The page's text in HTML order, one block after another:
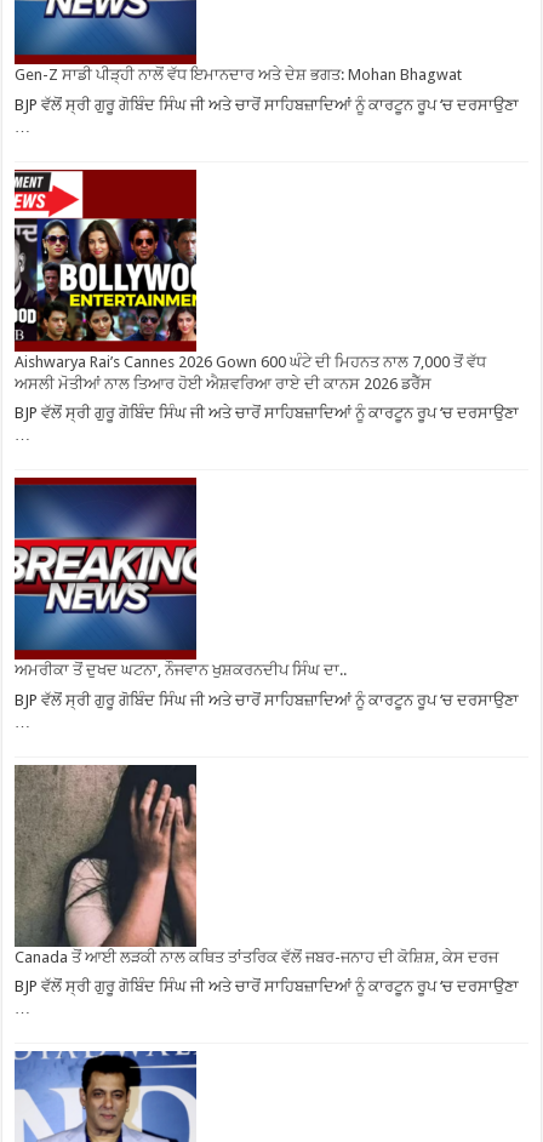
Gen-Z ਸਾਡੀ ਪੀੜ੍ਹੀ ਨਾਲੋਂ ਵੱਧ ਇਮਾਨਦਾਰ ਅਤੇ ਦੇਸ਼ ਭਗਤ: Mohan Bhagwat
BJP ਵੱਲੋਂ ਸ੍ਰੀ ਗੁਰੂ ਗੋਬਿੰਦ ਸਿੰਘ ਜੀ ਅਤੇ ਚਾਰੋਂ ਸਾਹਿਬਜ਼ਾਦਿਆਂ ਨੂੰ ਕਾਰਟੂਨ ਰੂਪ ‘ਚ ਦਰਸਾਉਣਾ
Aishwarya Rai’s Cannes 2026 Gown 600 ਘੰਟੇ ਦੀ ਮਿਹਨਤ ਨਾਲ 7,000 ਤੋਂ ਵੱਧ
ਅਸਲੀ ਮੋਤੀਆਂ ਨਾਲ ਤਿਆਰ ਹੋਈ ਐਸ਼ਵਰਿਆ ਰਾਏ ਦੀ ਕਾਨਸ 2026 ਡਰੈੱਸ
BJP ਵੱਲੋਂ ਸ੍ਰੀ ਗੁਰੂ ਗੋਬਿੰਦ ਸਿੰਘ ਜੀ ਅਤੇ ਚਾਰੋਂ ਸਾਹਿਬਜ਼ਾਦਿਆਂ ਨੂੰ ਕਾਰਟੂਨ ਰੂਪ ‘ਚ ਦਰਸਾਉਣਾ
…
ਅਮਰੀਕਾ ਤੋਂ ਦੁਖਦ ਘਟਨਾ, ਨੌਜਵਾਨ ਖੁਸ਼ਕਰਨਦੀਪ ਸਿੰਘ ਦਾ..
BJP ਵੱਲੋਂ ਸ੍ਰੀ ਗੁਰੂ ਗੋਬਿੰਦ ਸਿੰਘ ਜੀ ਅਤੇ ਚਾਰੋਂ ਸਾਹਿਬਜ਼ਾਦਿਆਂ ਨੂੰ ਕਾਰਟੂਨ ਰੂਪ ‘ਚ ਦਰਸਾਉਣਾ
Canada ਤੋਂ ਆਈ ਲੜਕੀ ਨਾਲ ਕਥਿਤ ਤਾਂਤਰਿਕ ਵੱਲੋਂ ਜਬਰ-ਜਨਾਹ ਦੀ ਕੋਸ਼ਿਸ਼, ਕੇਸ ਦਰਜ
BJP ਵੱਲੋਂ ਸ੍ਰੀ ਗੁਰੂ ਗੋਬਿੰਦ ਸਿੰਘ ਜੀ ਅਤੇ ਚਾਰੋਂ ਸਾਹਿਬਜ਼ਾਦਿਆਂ ਨੂੰ ਕਾਰਟੂਨ ਰੂਪ ‘ਚ ਦਰਸਾਉਣਾ
…